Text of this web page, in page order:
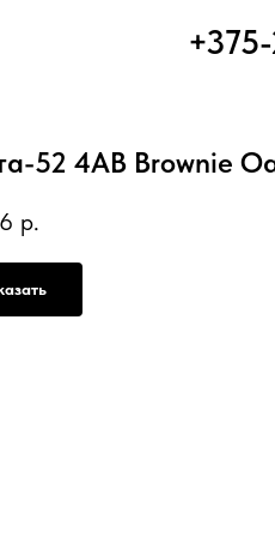
52 4AB Brownie
р.